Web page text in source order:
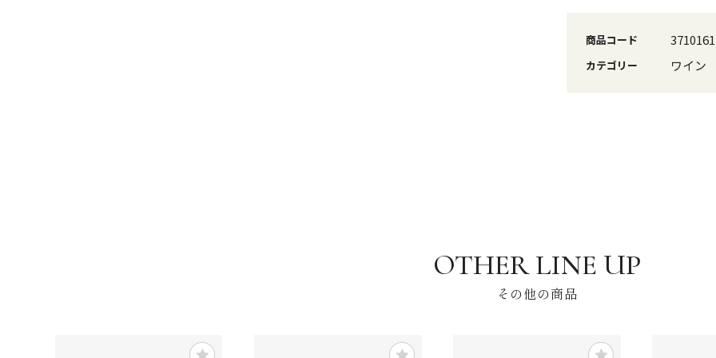
商品コード 3710161
カテゴリー ワイン
その他の商品